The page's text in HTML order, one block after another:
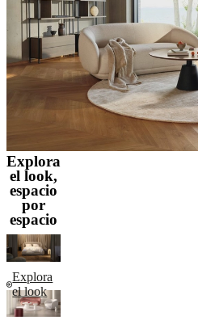
Explora
el look,
espacio
por
espacio
Explora
el look